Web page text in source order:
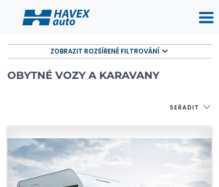
ZOBRAZIT ROZŠÍŘENÉ FILTROVÁNÍ
OBYTNÉ VOZY A KARAVANY
SEŘADIT